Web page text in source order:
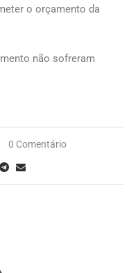
o orçamento da
não sofreram
0 Comentário